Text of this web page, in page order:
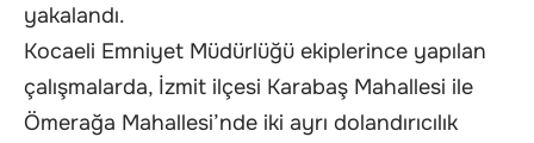
yakalandı.
Kocaeli Emniyet Müdürlüğü ekiplerince yapılan
çalışmalarda, İzmit ilçesi Karabaş Mahallesi ile
Ömerağa Mahallesi’nde iki ayrı dolandırıcılık